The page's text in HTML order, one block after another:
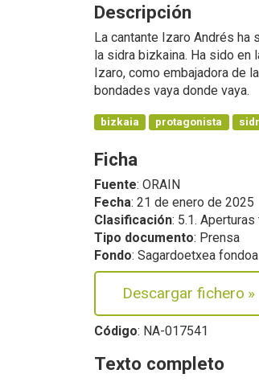
Descripción
La cantante Izaro Andrés ha
la sidra bizkaina. Ha sido en
Izaro, como embajadora de
bondades vaya donde vaya.
bizkaia protagonista
Ficha
Fuente: ORAIN
Fecha: 21 de enero de 2025
Clasificación: 5.1.
Tipo documento: Prensa
Fondo: Sagardoetxea fondoa
Descargar fichero »
Código: NA-017541
Texto completo